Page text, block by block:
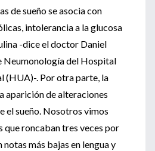
de sueño se asocia con
intolerancia a la glucosa
-dice el doctor Daniel
Neumonología del Hospital
(HUA)-. Por otra parte, la
aparición de alteraciones
el sueño. Nosotros vimos
que roncaban tres veces por
notas más bajas en lengua y